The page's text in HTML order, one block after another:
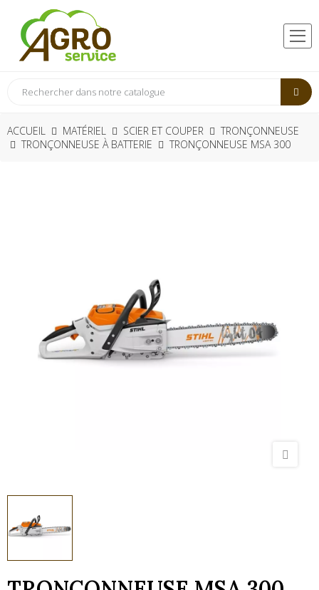
ACCUEIL MATÉRIEL SCIER ET COUPER
TRONÇONNEUSE
TRONÇONNEUSE À BATTERIE
TRONÇONNEUSE MSA 300